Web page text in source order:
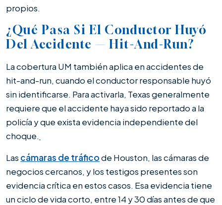
propios.
¿Qué Pasa Si El Conductor Huyó
Del Accidente — Hit-And-Run?
La cobertura UM también aplica en accidentes de
hit-and-run, cuando el conductor responsable huyó
sin identificarse. Para activarla, Texas generalmente
requiere que el accidente haya sido reportado a la
policía y que exista evidencia independiente del
choque.
Las cámaras de tráficode Houston, las cámaras de
negocios cercanos, y los testigos presentes son
evidencia crítica en estos casos. Esa evidencia tiene
un ciclo de vida corto, entre 14 y 30 días antes de que